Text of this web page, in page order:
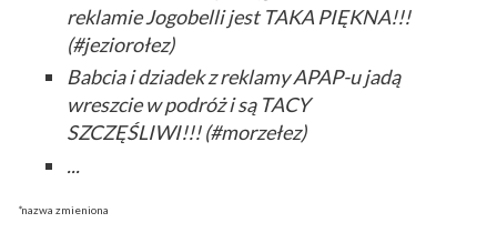
reklamie Jogobelli jest TAKA PIĘKNA!!!
(#jeziorołez)
Babcia i dziadek z reklamy APAP-u jadą
wreszcie w podróż i są TACY
SZCZĘŚLIWI!!! (#morzełez)
...
*nazwa zmieniona